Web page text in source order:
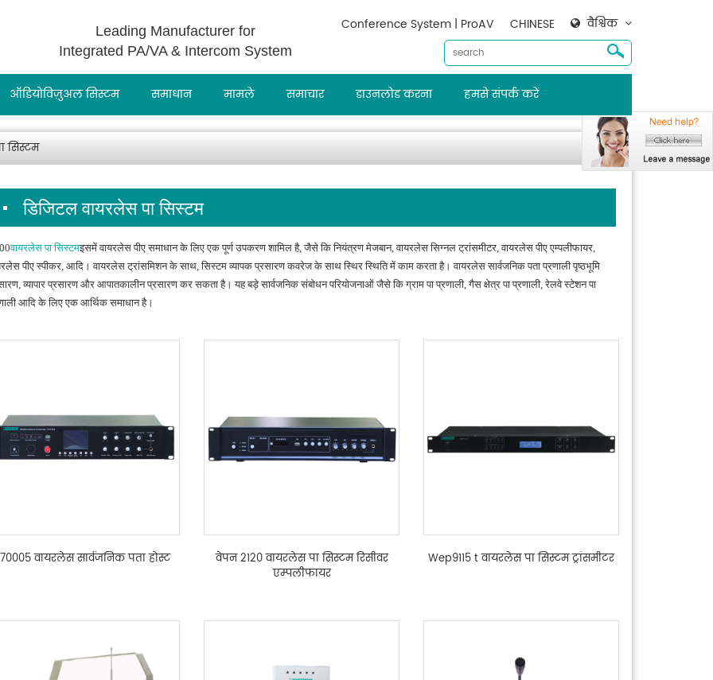
Leading Manufacturer for
Integrated PA/VA & Intercom System
वैश्विक
CHINESE
Conference System | ProAV
ऑडियोविज़ुअल सिस्टम समाधान मामले समाचार डाउनलोड करना हमसे संपर्क करें
सिस्टम
डिजिटल वायरलेस पा सिस्टम
वायरलेस पा सिस्टमइसमें वायरलेस पीए समाधान के लिए एक पूर्ण उपकरण शामिल है, जैसे कि नियंत्रण मेजबान, वायरलेस सिग्नल ट्रांसमीटर, वायरलेस पीए एम्पलीफायर,
पीए स्पीकर, आदि। वायरलेस ट्रांसमिशन के साथ, सिस्टम व्यापक प्रसारण कवरेज के साथ स्थिर स्थिति में काम करता है। वायरलेस सार्वजनिक पता प्रणाली पृष्ठभूमि
व्यापार प्रसारण और आपातकालीन प्रसारण कर सकता है। यह बड़े सार्वजनिक संबोधन परियोजनाओं जैसे कि ग्राम पा प्रणाली, गैस क्षेत्र पा प्रणाली, रेलवे स्टेशन पा
आदि के लिए एक आर्थिक समाधान है।
वायरलेस सार्वजनिक पता होस्ट
वेपन 2120 वायरलेस पा सिस्टम रिसीवर
एम्पलीफायर
Wep9115 t वायरलेस पा सिस्टम ट्रांसमीटर